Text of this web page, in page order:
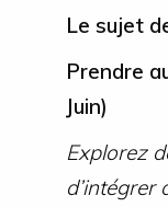
Le sujet
Prendre
Juin)
Explorez
d’intégrer